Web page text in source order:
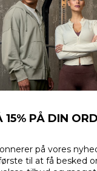
Newsletter
15% PÅ DIN
på vores
til at få besked